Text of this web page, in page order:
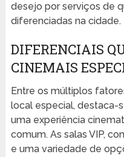
desejo por serviços de
diferenciadas na cidade.
DIFERENCIAIS
CINEMAIS
Entre os múltiplos
local especial, destaca-
uma experiência
comum. As salas VIP,
e uma variedade de